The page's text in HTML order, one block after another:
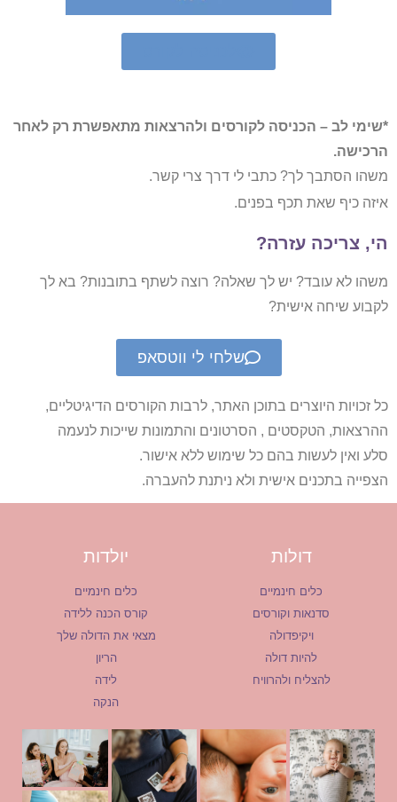
*שימי לב – הכניסה לקורסים ולהרצאות מתאפשרת רק לאחר
הרכישה.
משהו הסתבך לך? כתבי לי דרך צרי קשר.
איזה כיף שאת תכף בפנים.
הי, צריכה עזרה?
משהו לא עובד? יש לך שאלה? רוצה לשתף בתובנות? בא לך
לקבוע שיחה אישית?
שלחי לי ווטסאפ
כל זכויות היוצרים בתוכן האתר, לרבות הקורסים הדיגיטליים,
ההרצאות, הטקסטים , הסרטונים והתמונות שייכות לנעמה
סלע ואין לעשות בהם כל שימוש ללא אישור.
הצפייה בתכנים אישית ולא ניתנת להעברה.
דולות
כלים חינמיים
סדנאות וקורסים
ויקיפדולה
להיות דולה
להצליח ולהרוויח
יולדות
כלים חינמיים
קורס הכנה ללידה
מצאי את הדולה שלך
הריון
לידה
הנקה